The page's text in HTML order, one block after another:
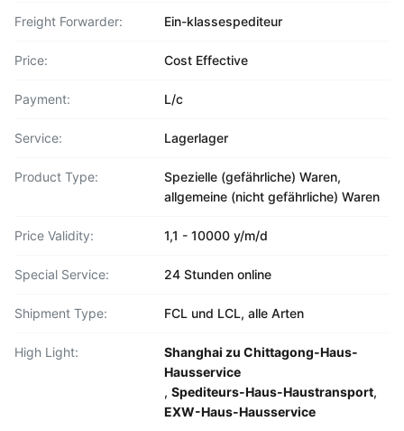
Freight Forwarder: Ein-klassespediteur
Price: Cost Effective
Payment: L/c
Service: Lagerlager
Product Type:
Spezielle (gefährliche) Waren,
allgemeine (nicht gefährliche) Waren
Price Validity: 1,1 - 10000 y/m/d
Special Service: 24 Stunden online
Shipment Type: FCL und LCL, alle Arten
High Light:
Shanghai zu Chittagong-Haus-
Hausservice
, Spediteurs-Haus-Haustransport,
EXW-Haus-Hausservice